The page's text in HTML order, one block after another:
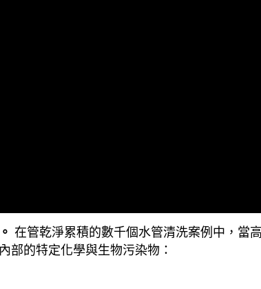
在管乾淨累積的數千個水管清洗案例中，當
部的特定化學與生物污染物：